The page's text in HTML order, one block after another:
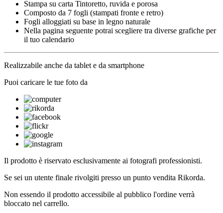
Stampa su carta Tintoretto, ruvida e porosa
Composto da 7 fogli (stampati fronte e retro)
Fogli alloggiati su base in legno naturale
Nella pagina seguente potrai scegliere tra diverse grafiche per
il tuo calendario
Realizzabile anche da tablet e da smartphone
Puoi caricare le tue foto da
Il prodotto è riservato esclusivamente ai fotografi professionisti.
Se sei un utente finale rivolgiti presso un punto vendita Rikorda.
Non essendo il prodotto accessibile al pubblico l'ordine verrà
bloccato nel carrello.